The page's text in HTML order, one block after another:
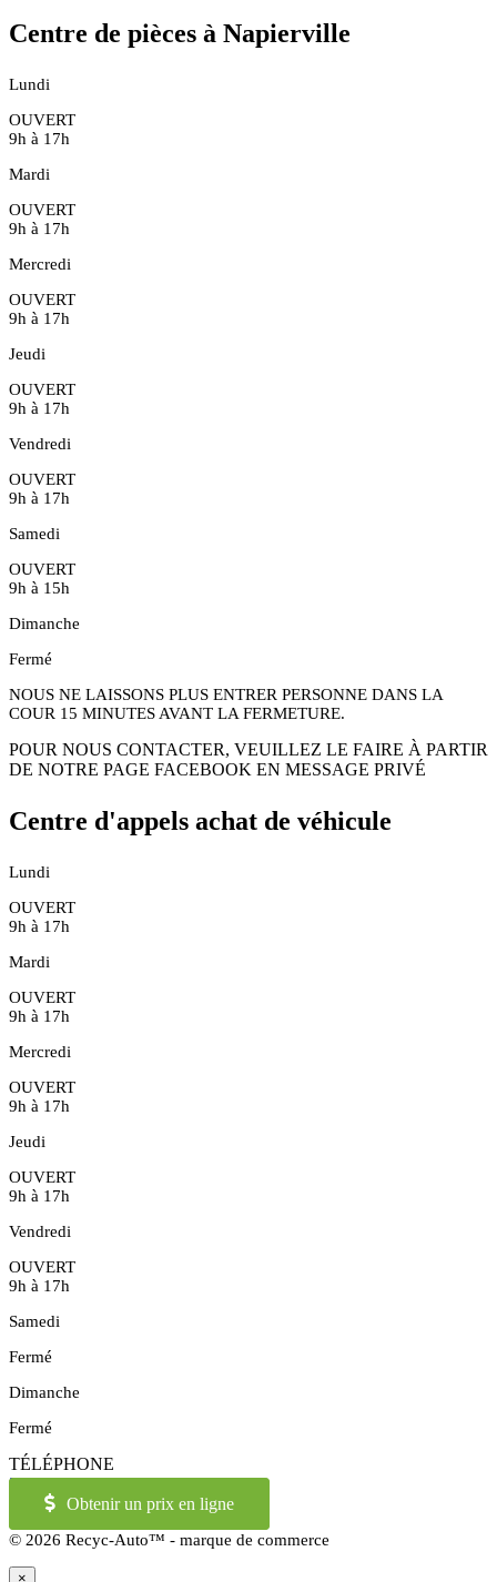
Centre de pièces à Napierville
Lundi
OUVERT
9h à 17h
Mardi
OUVERT
9h à 17h
Mercredi
OUVERT
9h à 17h
Jeudi
OUVERT
9h à 17h
Vendredi
OUVERT
9h à 17h
Samedi
OUVERT
9h à 15h
Dimanche
Fermé
NOUS NE LAISSONS PLUS ENTRER PERSONNE DANS LA
COUR 15 MINUTES AVANT LA FERMETURE.
POUR NOUS CONTACTER, VEUILLEZ LE FAIRE À PARTIR
DE NOTRE PAGE FACEBOOK EN MESSAGE PRIVÉ
Centre d'appels achat de véhicule
Lundi
OUVERT
9h à 17h
Mardi
OUVERT
9h à 17h
Mercredi
OUVERT
9h à 17h
Jeudi
OUVERT
9h à 17h
Vendredi
OUVERT
9h à 17h
Samedi
Fermé
Dimanche
Fermé
TÉLÉPHONE
514-973-2886OU1-855-421-2886
Obtenir un prix en ligne
© 2026 Recyc-Auto™ - marque de commerce
×